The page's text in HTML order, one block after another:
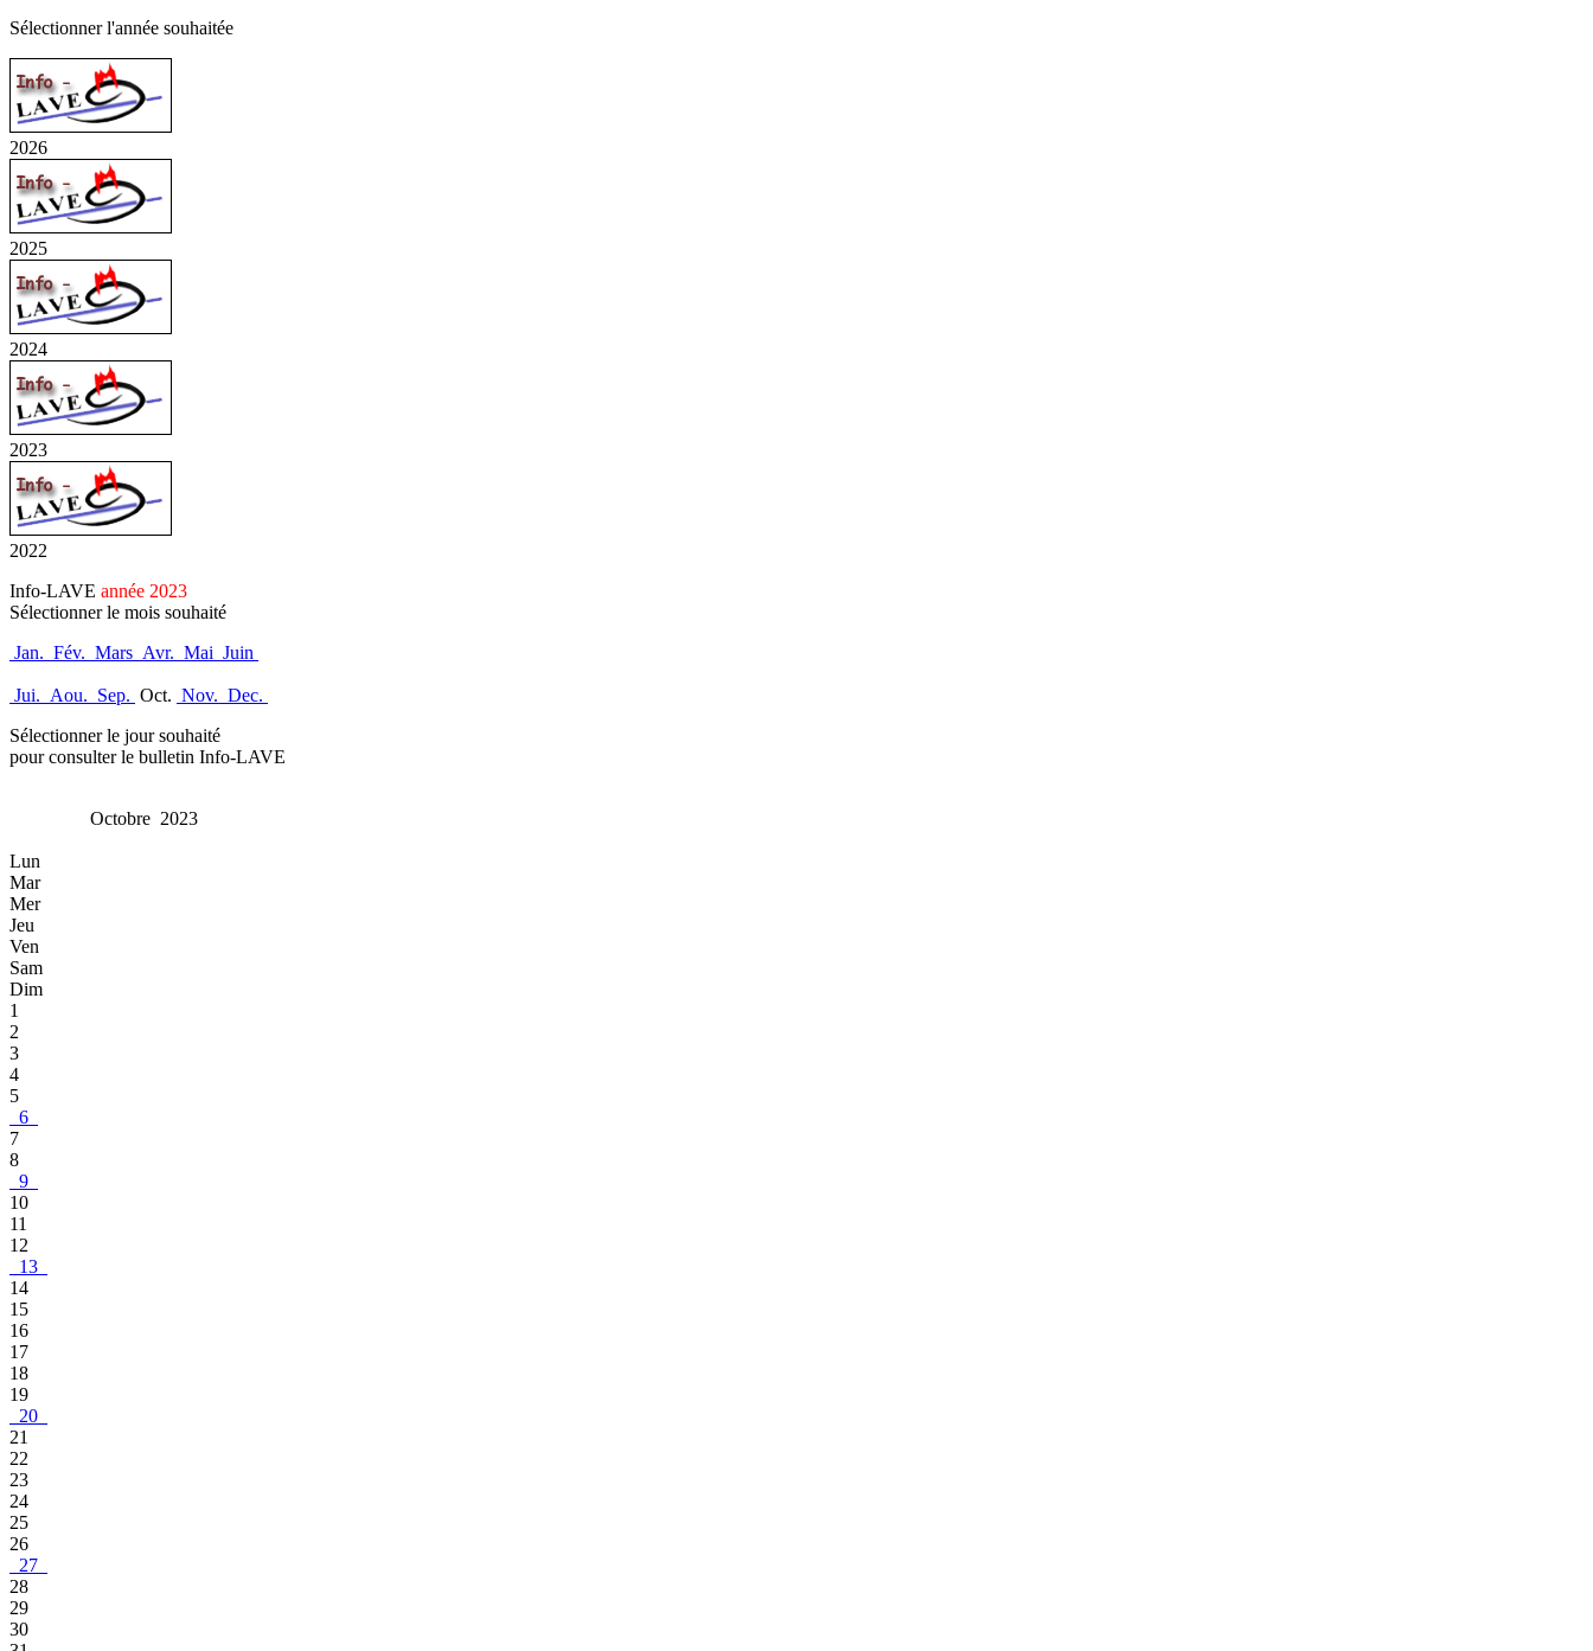
Sélectionner l'année souhaitée
2026
2025
2024
2023
2022
Info-LAVE année 2023
Sélectionner le mois souhaité
Jan. Fév. Mars Avr. Mai Juin
Jui. Aou. Sep. Oct. Nov. Dec.
Sélectionner le jour souhaité
pour consulter le bulletin Info-LAVE
Octobre 2023
Lun
Mar
Mer
Jeu
Ven
Sam
Dim
1
2
3
4
5
6
7
8
9
10
11
12
13
14
15
16
17
18
19
20
21
22
23
24
25
26
27
28
29
30